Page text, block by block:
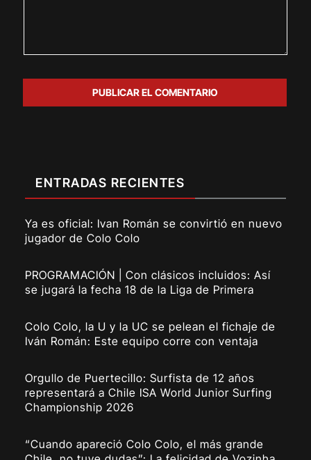
ENTRADAS RECIENTES
Ya es oficial: Ivan Román se convirtió en nuevo
jugador de Colo Colo
PROGRAMACIÓN | Con clásicos incluidos: Así
se jugará la fecha 18 de la Liga de Primera
Colo Colo, la U y la UC se pelean el fichaje de
Iván Román: Este equipo corre con ventaja
Orgullo de Puertecillo: Surfista de 12 años
representará a Chile ISA World Junior Surfing
Championship 2026
“Cuando apareció Colo Colo, el más grande